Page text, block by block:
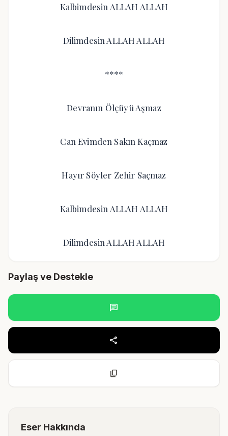
Kalbimdesin ALLAH ALLAH
Dilimdesin ALLAH ALLAH
****
Devranın Ölçüyü Aşmaz
Can Evimden Sakın Kaçmaz
Hayır Söyler Zehir Saçmaz
Kalbimdesin ALLAH ALLAH
Dilimdesin ALLAH ALLAH
Paylaş ve Destekle
chat
share
content_copy
Eser Hakkında